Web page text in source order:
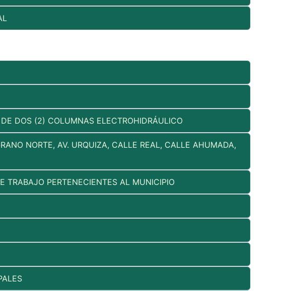
DOS (2) COLUMNAS ELECTROHIDRÁULICO
NORTE, AV. URQUIZA, CALLE REAL, CALLE AHUMADA,
TRABAJO PERTENECIENTES AL MUNICIPIO